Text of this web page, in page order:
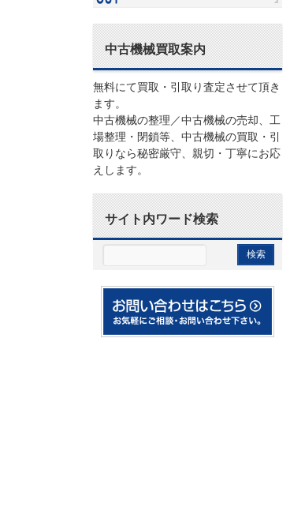
中古機械買取案内
無料にて買取・引取り査定させて頂き
ます。
中古機械の整理／中古機械の売却、工
場整理・閉鎖等、中古機械の買取・引
取りなら秘密厳守、親切・丁寧にお応
えします。
サイト内ワード検索